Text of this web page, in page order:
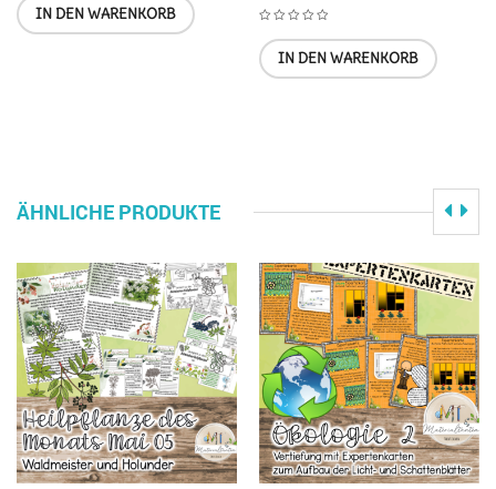
IN DEN WARENKORB
IN DEN WARENKORB
ÄHNLICHE PRODUKTE